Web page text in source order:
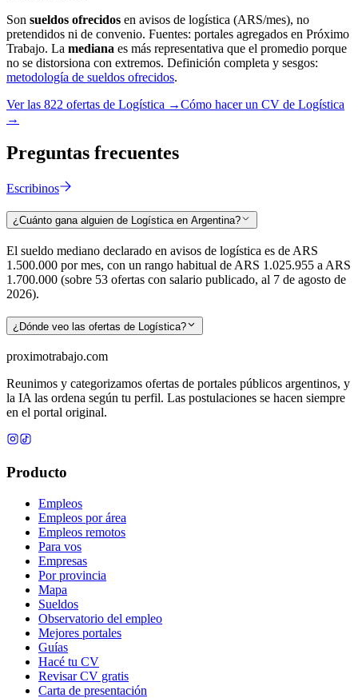
Son sueldos ofrecidos en avisos de logística (ARS/mes), no
pretendidos ni de convenio. Fuentes: portales agregados en Próximo
Trabajo. La mediana es más representativa que el promedio porque
no se distorsiona con extremos. Definición completa y sesgos:
metodología de sueldos ofrecidos.
Ver las 822 ofertas de Logística →Cómo hacer un CV de Logística
→
Preguntas frecuentes
Escribinos
¿Cuánto gana alguien de Logística en Argentina?
El sueldo mediano declarado en avisos de logística es de ARS
1.500.000 por mes, con un rango habitual de ARS 1.025.955 a ARS
1.700.000 (sobre 53 ofertas con salario publicado, al 7 de agosto de
2026).
¿Dónde veo las ofertas de Logística?
proximotrabajo.com
Reunimos y categorizamos ofertas de portales públicos argentinos, y
la IA las ordena según tu perfil. Las postulaciones se hacen siempre
en el portal original.
Producto
Empleos
Empleos por área
Empleos remotos
Para vos
Empresas
Por provincia
Mapa
Sueldos
Observatorio del empleo
Mejores portales
Guías
Hacé tu CV
Revisar CV gratis
Carta de presentación